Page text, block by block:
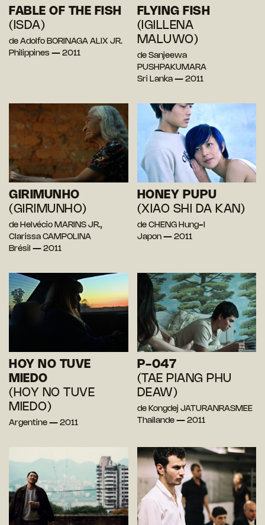
FABLE OF THE FISH
(ISDA)
de Adolfo BORINAGA ALIX JR.
Philippines — 2011
FLYING FISH
(IGILLENA
MALUWO)
de Sanjeewa
PUSHPAKUMARA
Sri Lanka — 2011
GIRIMUNHO
(GIRIMUNHO)
de Helvécio MARINS JR.,
Clarissa CAMPOLINA
Brésil — 2011
HONEY PUPU
(XIAO SHI DA KAN)
de CHENG Hung-I
Japon — 2011
HOY NO TUVE
MIEDO
(HOY NO TUVE
MIEDO)
Argentine — 2011
P-047
(TAE PIANG PHU
DEAW)
de Kongdej JATURANRASMEE
Thaïlande — 2011